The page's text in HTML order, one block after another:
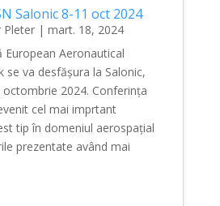
Salonic 8-11 oct 2024
Pleter| mart. 18, 2024
European Aeronautical
se va desfășura la Salonic,
octombrie 2024. Conferința
cel mai imprtant
tip în domeniul aerospațial
prezentate având mai